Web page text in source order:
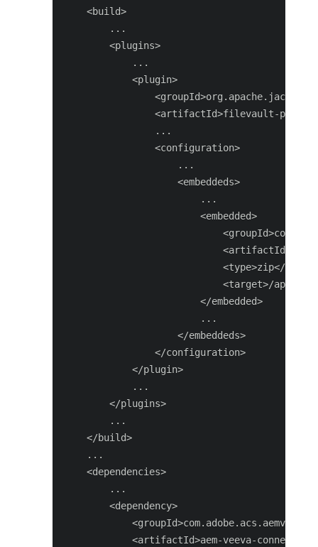
    <build>
        ...
        <plugins>
            ...
            <plugin>
<artifactId>filevault-
                ...
                <configuration>
                    ...
                    <embeddeds>
                        ...
                        <embedded>
                            <type>zip</type>
<target>/apps/
                        </embedded>
                        ...
                    </embeddeds>
                </configuration>
            </plugin>
            ...
        </plugins>
        ...
    </build>
    ...
    <dependencies>
        ...
        <dependency>
<artifactId>aem-veeva-